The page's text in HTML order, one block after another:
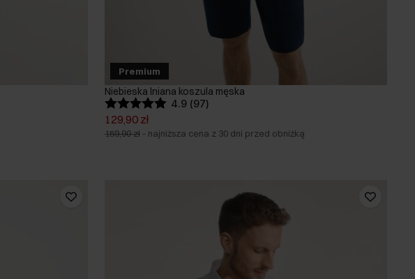
Premium
Niebieska lniana koszula męska
4.9 (97)
129,90 zł
159,90 zł - najniższa cena z 30 dni przed obniżką